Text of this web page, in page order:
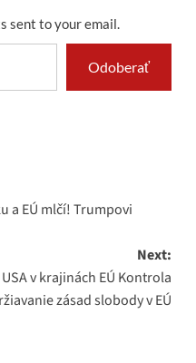
sent to your email.
Odoberať
a EÚ mlčí! Trumpovi
Next:
v krajinách EÚ Kontrola
zásad slobody v EÚ